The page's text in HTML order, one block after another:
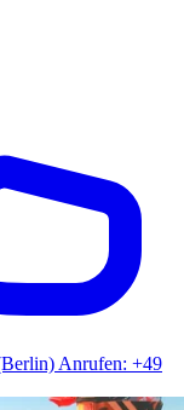
Anrufen: +49